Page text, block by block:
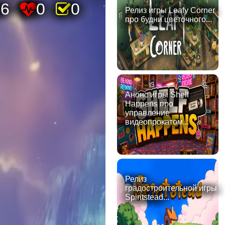
0 0
Релиз игры Leafy Corner
про будни цветочного...
Анонс игры Shelf
Happens про
управление
видеопрокатом...
Релиз
градостроительной игры
Spiritstead...